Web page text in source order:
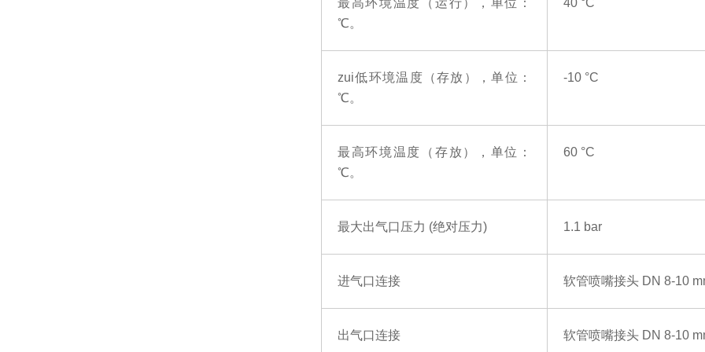
最高环境温度（运行），单位：
℃。
40 °C
zui低环境温度（存放），单位：
℃。
-10 °C
最高环境温度（存放），单位：
℃。
60 °C
最大出气口压力 (绝对压力) 1.1 bar
进气口连接 软管喷嘴接头 DN 8-10
出气口连接 软管喷嘴接头 DN 8-10